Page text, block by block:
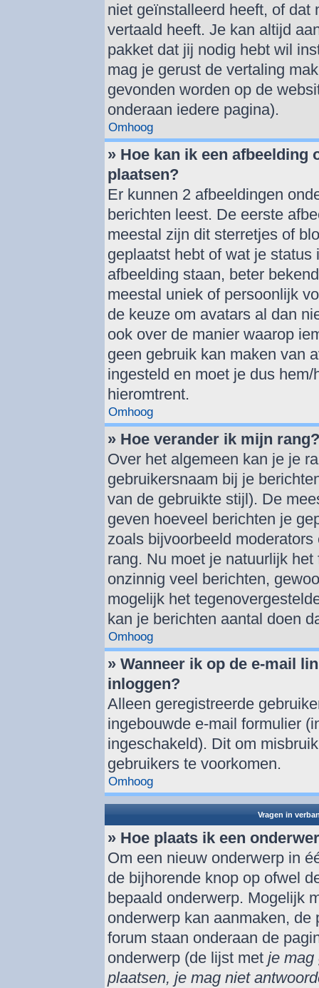
niet geïnstalleerd heeft, of dat
vertaald heeft. Je kan altijd
pakket dat jij nodig hebt wil
mag je gerust de vertaling
gevonden worden op de
onderaan iedere pagina).
Omhoog
» Hoe kan ik een
plaatsen?
Er kunnen 2 afbeeldingen
berichten leest. De eerste
meestal zijn dit sterretjes of
geplaatst hebt of wat je
afbeelding staan, beter
meestal uniek of persoonlijk
de keuze om avatars al dan
ook over de manier waarop
geen gebruik kan maken van
ingesteld en moet je dus
hieromtrent.
Omhoog
» Hoe verander ik mijn rang?
Over het algemeen kan je je
gebruikersnaam bij je
van de gebruikte stijl). De
geven hoeveel berichten je
zoals bijvoorbeeld
rang. Nu moet je natuurlijk
onzinnig veel berichten,
mogelijk het
kan je berichten aantal doen
Omhoog
» Wanneer ik op de e-mail
inloggen?
Alleen geregistreerde
ingebouwde e-mail formulier
ingeschakeld). Dit om
gebruikers te voorkomen.
Omhoog
Vragen in
» Hoe plaats ik een
Om een nieuw onderwerp in
de bijhorende knop op ofwel
bepaald onderwerp. Mogelijk
onderwerp kan aanmaken,
forum staan onderaan de
onderwerp (de lijst met je mag
plaatsen, je mag niet